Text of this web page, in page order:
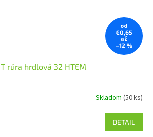
od
€0,65
až
–12 %
rúra hrdlová 32 HTEM
Skladom (50 ks)
DETAIL